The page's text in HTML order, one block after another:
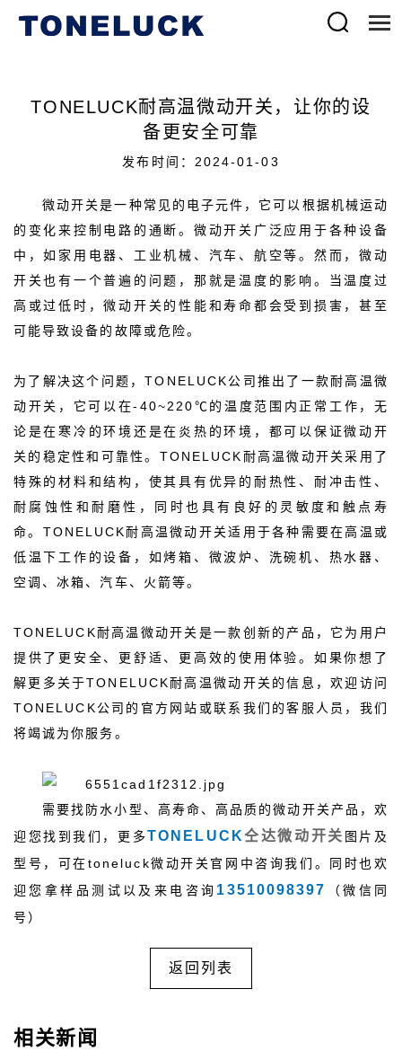
TONELUCK耐高温微动开关，让你的设
备更安全可靠
发布时间：2024-01-03
微动开关是一种常见的电子元件，它可以根据机械运动
的变化来控制电路的通断。微动开关广泛应用于各种设备
中，如家用电器、工业机械、汽车、航空等。然而，微动
开关也有一个普遍的问题，那就是温度的影响。当温度过
高或过低时，微动开关的性能和寿命都会受到损害，甚至
可能导致设备的故障或危险。
为了解决这个问题，TONELUCK公司推出了一款耐高温微
动开关，它可以在-40~220℃的温度范围内正常工作，无
论是在寒冷的环境还是在炎热的环境，都可以保证微动开
关的稳定性和可靠性。TONELUCK耐高温微动开关采用了
特殊的材料和结构，使其具有优异的耐热性、耐冲击性、
耐腐蚀性和耐磨性，同时也具有良好的灵敏度和触点寿
命。TONELUCK耐高温微动开关适用于各种需要在高温或
低温下工作的设备，如烤箱、微波炉、洗碗机、热水器、
空调、冰箱、汽车、火箭等。
TONELUCK耐高温微动开关是一款创新的产品，它为用户
提供了更安全、更舒适、更高效的使用体验。如果你想了
解更多关于TONELUCK耐高温微动开关的信息，欢迎访问
TONELUCK公司的官方网站或联系我们的客服人员，我们
将竭诚为你服务。
需要找防水小型、高寿命、高品质的微动开关产品，欢
迎您找到我们，更多TONELUCK仝达微动开关 图片及
型号，可在toneluck微动开关官网中咨询我们。同时也欢
迎您拿样品测试以及来电咨询 13510098397
（微信同
号）
返回列表
相关新闻